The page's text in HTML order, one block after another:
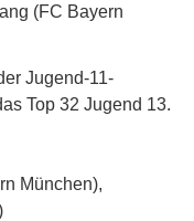
(FC Bayern
Jugend-11-
Top 32 Jugend 13.
München),